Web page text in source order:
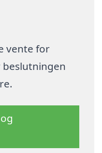
vente for